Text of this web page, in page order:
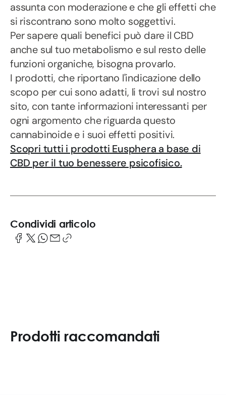
assunta con moderazione e che gli effetti che
si riscontrano sono molto soggettivi.
Per sapere quali benefici può dare il CBD
anche sul tuo metabolismo e sul resto delle
funzioni organiche, bisogna provarlo.
I prodotti, che riportano l'indicazione dello
scopo per cui sono adatti, li trovi sul nostro
sito, con tante informazioni interessanti per
ogni argomento che riguarda questo
cannabinoide e i suoi effetti positivi.
Scopri tutti i prodotti Eusphera a base di
CBD per il tuo benessere psicofisico.
Condividi articolo
Prodotti raccomandati